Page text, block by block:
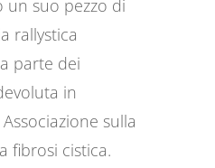
un suo pezzo di
rallystica
parte dei
in
sulla
fibrosi cistica.